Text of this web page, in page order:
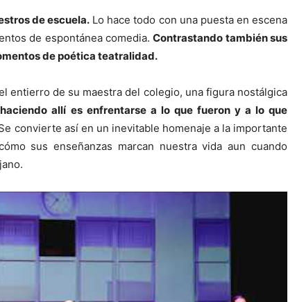
de escuela. Lo hace todo con una puesta en escena
de espontánea comedia.Contrastando también sus
de poética teatralidad.
entierro de su maestra del colegio, una figura nostálgica
allí es enfrentarse a lo que fueron y a lo que
convierte así en un inevitable homenaje a la importante
sus enseñanzas marcan nuestra vida aun cuando